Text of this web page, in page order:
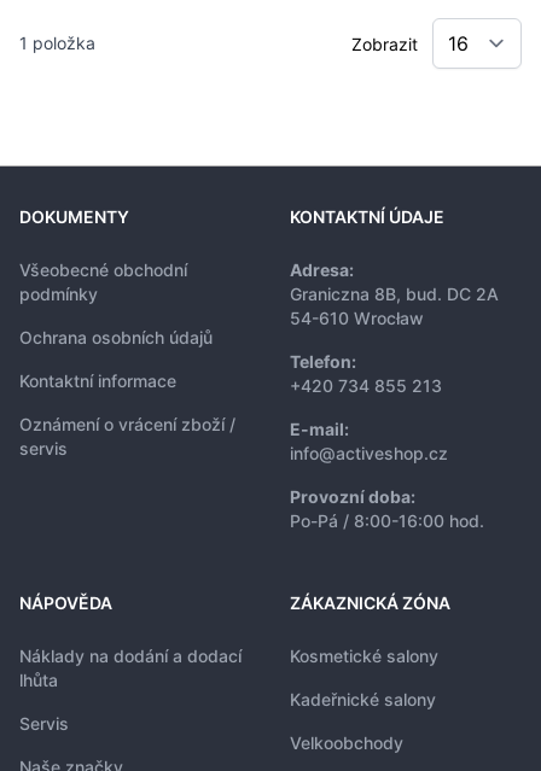
1 položka Zobrazit
DOKUMENTY
Všeobecné obchodní
podmínky
Ochrana osobních údajů
Kontaktní informace
Oznámení o vrácení zboží /
servis
KONTAKTNÍ ÚDAJE
Adresa:
Graniczna 8B, bud. DC 2A
54-610 Wrocław
Telefon:
+420 734 855 213
E-mail:
info@activeshop.cz
Provozní doba:
Po-Pá / 8:00-16:00 hod.
NÁPOVĚDA
Náklady na dodání a dodací
lhůta
Servis
ZÁKAZNICKÁ ZÓNA
Kosmetické salony
Kadeřnické salony
Velkoobchody